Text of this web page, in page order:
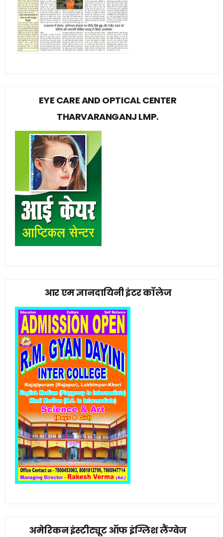
EYE CARE AND OPTICAL CENTER
THARVARANGANJ LMP.
आर एम ज्ञानदायिनी इंटर कॉलेज
अमेरिकन इंस्टीट्यूट ऑफ इंग्लिश लैंग्वेज